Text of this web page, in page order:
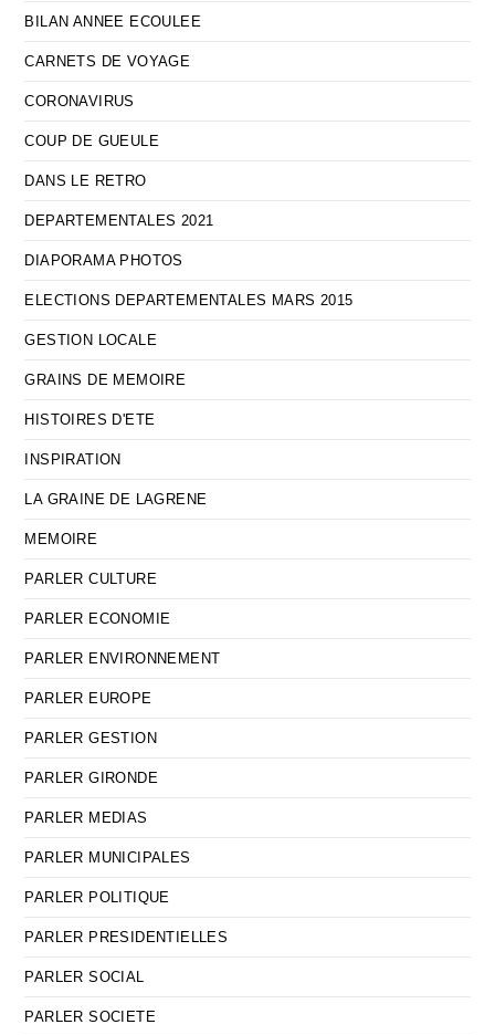
BILAN ANNEE ECOULEE
CARNETS DE VOYAGE
CORONAVIRUS
COUP DE GUEULE
DANS LE RETRO
DEPARTEMENTALES 2021
DIAPORAMA PHOTOS
ELECTIONS DEPARTEMENTALES MARS 2015
GESTION LOCALE
GRAINS DE MEMOIRE
HISTOIRES D'ETE
INSPIRATION
LA GRAINE DE LAGRENE
MEMOIRE
PARLER CULTURE
PARLER ECONOMIE
PARLER ENVIRONNEMENT
PARLER EUROPE
PARLER GESTION
PARLER GIRONDE
PARLER MEDIAS
PARLER MUNICIPALES
PARLER POLITIQUE
PARLER PRESIDENTIELLES
PARLER SOCIAL
PARLER SOCIETE